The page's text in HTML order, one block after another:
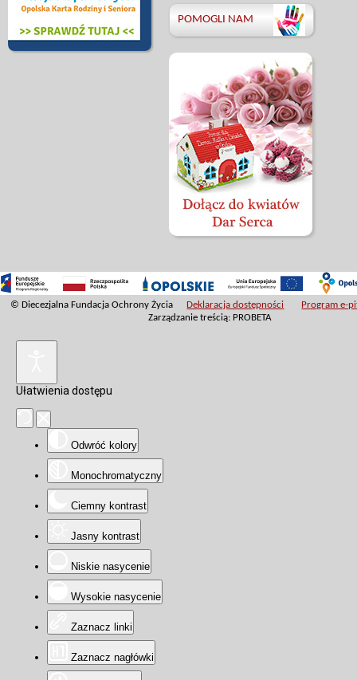
POMOGLI NAM
© Diecezjalna Fundacja Ochrony Życia Deklaracja dostępności
Program e-
Zarządzanie treścią: PROBETA
Ułatwienia dostępu
Odwróć kolory
Monochromatyczny
Ciemny kontrast
Jasny kontrast
Niskie nasycenie
Wysokie nasycenie
Zaznacz linki
Zaznacz nagłówki